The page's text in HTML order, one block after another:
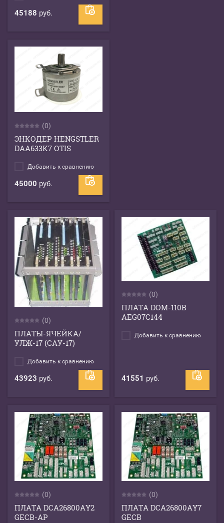
45188 руб.
(0)
ЭНКОДЕР HENGSTLER
DAA633K7 OTIS
Добавить к сравнению
45000 руб.
(0)
ПЛАТЫ-ЯЧЕЙКА/
УЛЖ-17 (САУ-17)
Добавить к сравнению
43923 руб.
(0)
ПЛАТА DOM-110B
AEG07C144
Добавить к сравнению
41551 руб.
(0)
ПЛАТА DCA26800AY2
GECB-AP
(0)
ПЛАТА DCA26800AY7
GECB